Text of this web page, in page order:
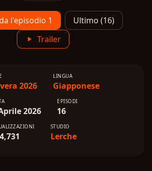
l'episodio 1
Ultimo (16)
Trailer
2026
LINGUA
Giapponese
2026
EPISODI
16
STUDIO
Lerche